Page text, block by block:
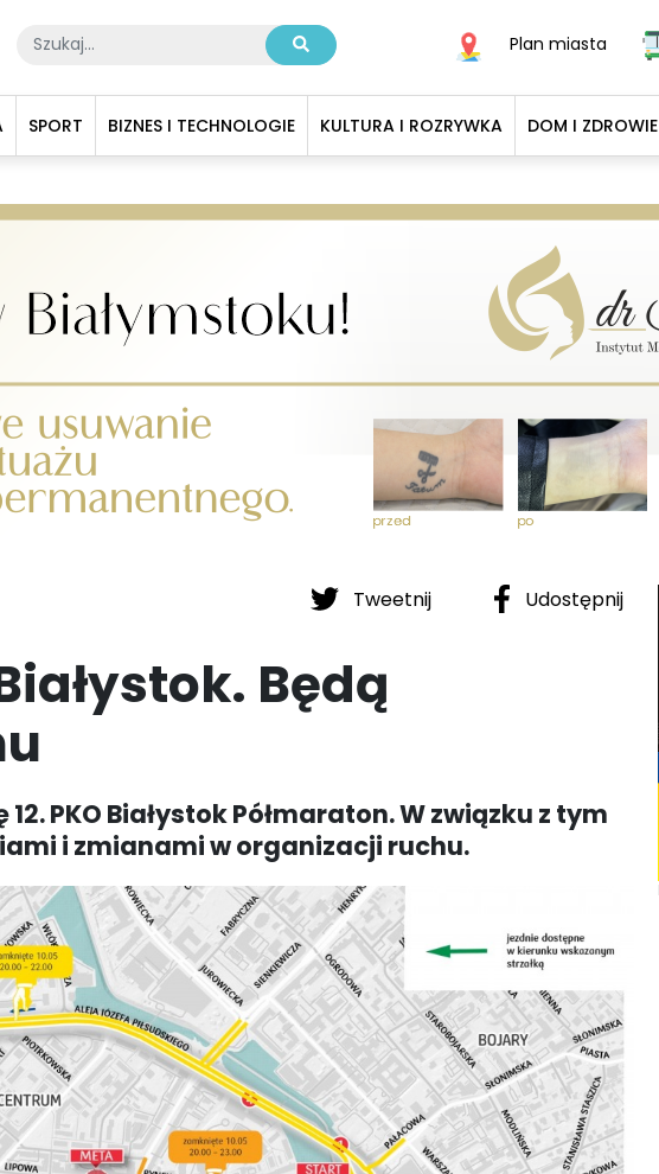
Plan miasta
SPORT BIZNES I TECHNOLOGIE KULTURA I ROZRYWKA DOM I ZDROWIE
Tweetnij Udostępnij
Będą
PKO Białystok Półmaraton. W związku z tym
i zmianami w organizacji ruchu.